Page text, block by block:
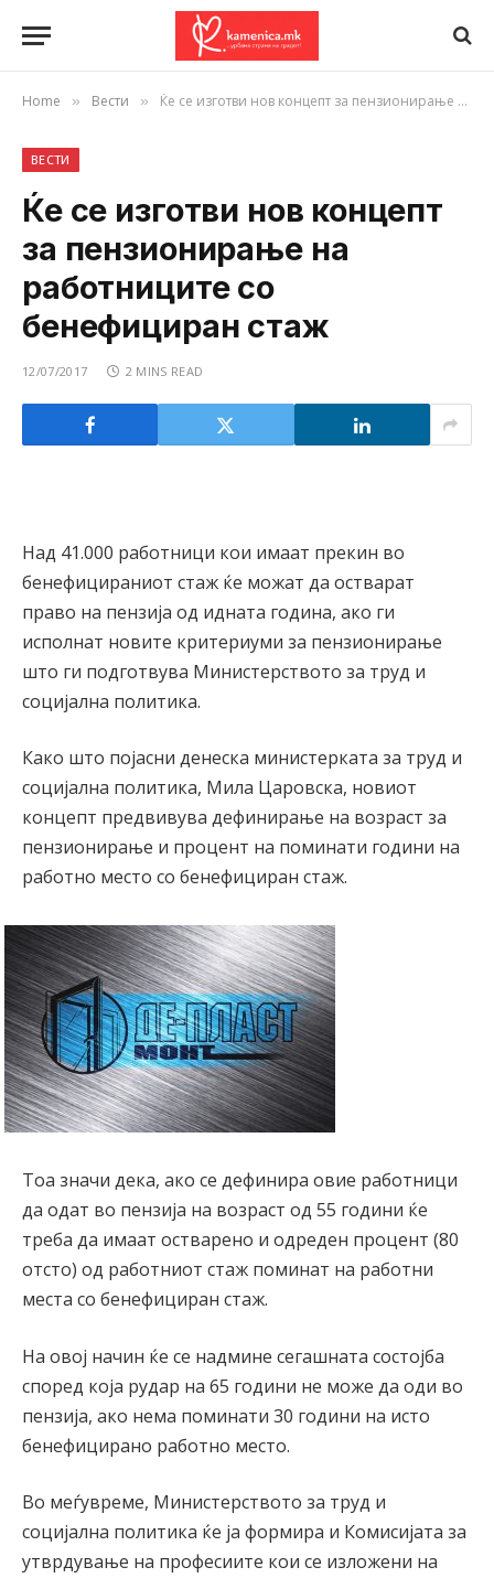
Home » Вести » Ќе се изготви нов концепт за пензионирање на работниците со бенeфициран стаж
ВЕСТИ
Ќе се изготви нов концепт
за пензионирање на
работниците со
бенeфициран стаж
12/07/2017 2 MINS READ
Над 41.000 работници кои имаат прекин во
бенефицираниот стаж ќе можат да остварат
право на пензија од идната година, ако ги
исполнат новите критериуми за пензионирање
што ги подготвува Министерството за труд и
социјална политика.
Како што појасни денеска министерката за труд и
социјална политика, Мила Царовска, новиот
концепт предвивува дефинирање на возраст за
пензионирање и процент на поминати години на
работно место со бенeфициран стаж.
Тоа значи дека, ако се дефинира овие работници
да одат во пензија на возраст од 55 години ќе
треба да имаат остварено и одреден процент (80
отсто) од работниот стаж поминат на работни
места со бенeфициран стаж.
На овој начин ќе се надмине сегашната состојба
според која рудар на 65 години не може да оди во
пензија, ако нема поминати 30 години на исто
бенефицирано работно место.
Во меѓувреме, Министерството за труд и
социјална политика ќе ја формира и Комисијата за
утврдување на професиите кои се изложени на